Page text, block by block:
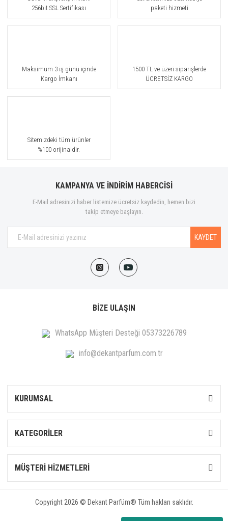
256bit SSL Sertifikası
paketi hizmeti
Maksimum 3 iş günü içinde
Kargo İmkanı
1500 TL ve üzeri siparişlerde
ÜCRETSİZ KARGO
Sitemizdeki tüm ürünler
%100 orijinaldir.
KAMPANYA VE İNDİRİM HABERCİSİ
E-Mail adresinizi haber listemize ücretsiz kaydedin, hemen bizi
takip etmeye başlayın.
KAYDET
BİZE ULAŞIN
WhatsApp Müşteri Desteği 05373226789
info@dekantparfum.com.tr
KURUMSAL
KATEGORİLER
MÜŞTERİ HİZMETLERİ
Copyright 2026 © Dekant Parfüm® Tüm hakları saklıdır.